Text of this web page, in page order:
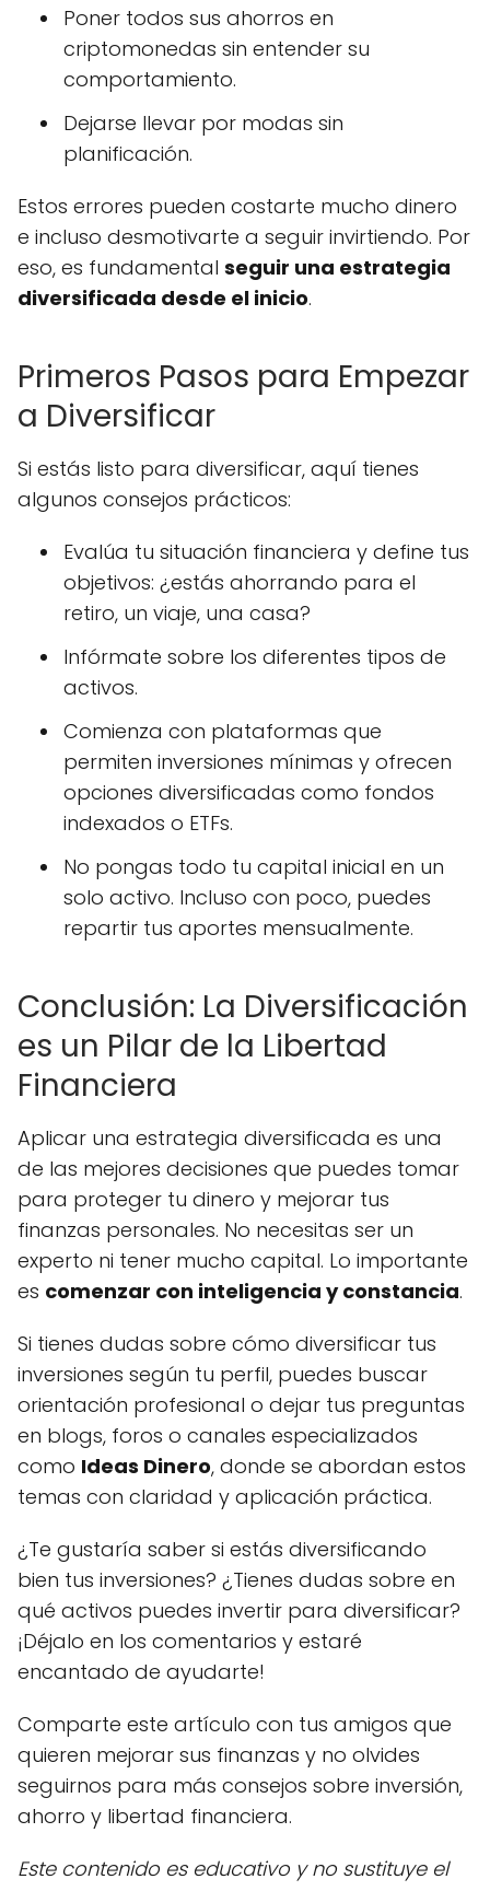
Poner todos sus ahorros en
criptomonedas sin entender su
comportamiento.
Dejarse llevar por modas sin
planificación.
Estos errores pueden costarte mucho dinero
e incluso desmotivarte a seguir invirtiendo. Por
eso, es fundamental seguir una estrategia
diversificada desde el inicio.
Primeros Pasos para Empezar
a Diversificar
Si estás listo para diversificar, aquí tienes
algunos consejos prácticos:
Evalúa tu situación financiera y define tus
objetivos: ¿estás ahorrando para el
retiro, un viaje, una casa?
Infórmate sobre los diferentes tipos de
activos.
Comienza con plataformas que
permiten inversiones mínimas y ofrecen
opciones diversificadas como fondos
indexados o ETFs.
No pongas todo tu capital inicial en un
solo activo. Incluso con poco, puedes
repartir tus aportes mensualmente.
Conclusión: La Diversificación
es un Pilar de la Libertad
Financiera
Aplicar una estrategia diversificada es una
de las mejores decisiones que puedes tomar
para proteger tu dinero y mejorar tus
finanzas personales. No necesitas ser un
experto ni tener mucho capital. Lo importante
es comenzar con inteligencia y constancia.
Si tienes dudas sobre cómo diversificar tus
inversiones según tu perfil, puedes buscar
orientación profesional o dejar tus preguntas
en blogs, foros o canales especializados
como Ideas Dinero, donde se abordan estos
temas con claridad y aplicación práctica.
¿Te gustaría saber si estás diversificando
bien tus inversiones? ¿Tienes dudas sobre en
qué activos puedes invertir para diversificar?
¡Déjalo en los comentarios y estaré
encantado de ayudarte!
Comparte este artículo con tus amigos que
quieren mejorar sus finanzas y no olvides
seguirnos para más consejos sobre inversión,
ahorro y libertad financiera.
Este contenido es educativo y no sustituye el